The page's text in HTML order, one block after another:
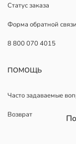
Статус заказа
Форма обратной связи
8 800 070 4015
ПОМОЩЬ
Часто задаваемые
Возврат